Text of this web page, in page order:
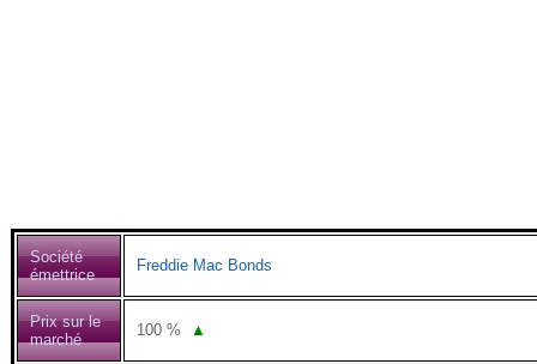
Société
émettrice
Freddie Mac Bonds
Prix sur le
marché
100 % ▲